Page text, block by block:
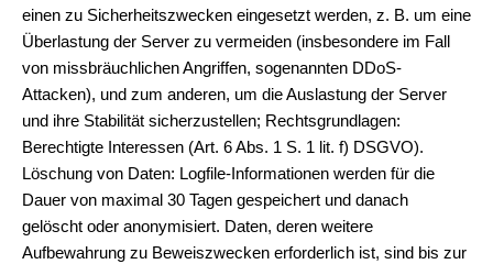
einen zu Sicherheitszwecken eingesetzt werden, z. B. um eine
Überlastung der Server zu vermeiden (insbesondere im Fall
von missbräuchlichen Angriffen, sogenannten DDoS-
Attacken), und zum anderen, um die Auslastung der Server
und ihre Stabilität sicherzustellen; Rechtsgrundlagen:
Berechtigte Interessen (Art. 6 Abs. 1 S. 1 lit. f) DSGVO).
Löschung von Daten: Logfile-Informationen werden für die
Dauer von maximal 30 Tagen gespeichert und danach
gelöscht oder anonymisiert. Daten, deren weitere
Aufbewahrung zu Beweiszwecken erforderlich ist, sind bis zur